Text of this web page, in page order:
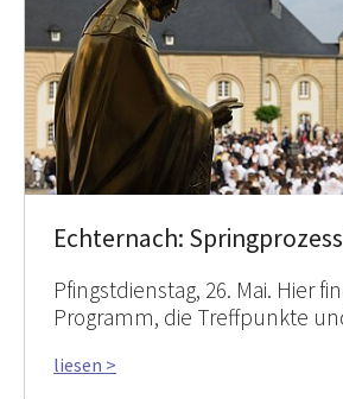
Echternach:
Pfingstdienstag, 26. Mai. Hier
Programm, die Treffpunkte
liesen >